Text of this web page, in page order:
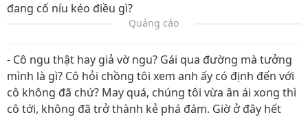
đang cố níu kéo điều gì?
Quảng cáo
- Cô ngu thật hay giả vờ ngu? Gái qua đường mà tưởng
mình là gì? Cô hỏi chồng tôi xem anh ấy có định đến với
cô không đã chứ? May quá, chúng tôi vừa ân ái xong thì
cô tới, không đã trở thành kẻ phá đám. Giờ ở đây hết